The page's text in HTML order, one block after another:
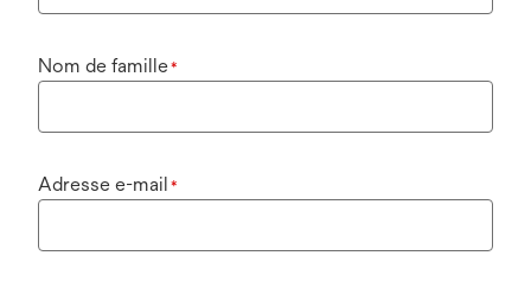
Nom de famille*
Adresse e-mail *